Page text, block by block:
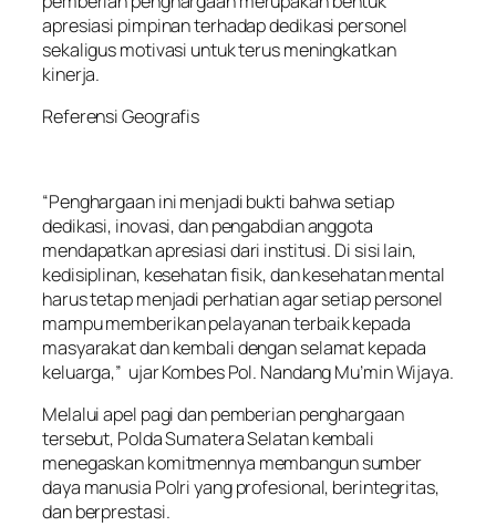
apresiasi pimpinan terhadap dedikasi personel
sekaligus motivasi untuk terus meningkatkan
kinerja.
Referensi Geografis
“Penghargaan ini menjadi bukti bahwa setiap
dedikasi, inovasi, dan pengabdian anggota
mendapatkan apresiasi dari institusi. Di sisi lain,
kedisiplinan, kesehatan fisik, dan kesehatan mental
harus tetap menjadi perhatian agar setiap personel
mampu memberikan pelayanan terbaik kepada
masyarakat dan kembali dengan selamat kepada
keluarga,” ujar Kombes Pol. Nandang Mu’min Wijaya.
Melalui apel pagi dan pemberian penghargaan
tersebut, Polda Sumatera Selatan kembali
menegaskan komitmennya membangun sumber
daya manusia Polri yang profesional, berintegritas,
dan berprestasi.